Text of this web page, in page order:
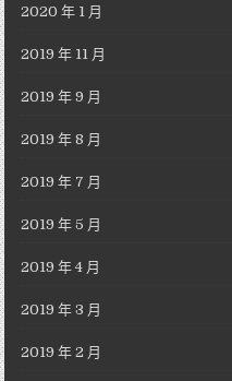
2020 年 1 月
2019 年 11 月
2019 年 9 月
2019 年 8 月
2019 年 7 月
2019 年 5 月
2019 年 4 月
2019 年 3 月
2019 年 2 月